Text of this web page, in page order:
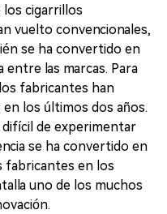
los cigarrillos
vuelto convencionales,
se ha convertido en
las marcas. Para
fabricantes han
los últimos dos años.
difícil de experimentar
se ha convertido en
fabricantes en los
uno de los muchos